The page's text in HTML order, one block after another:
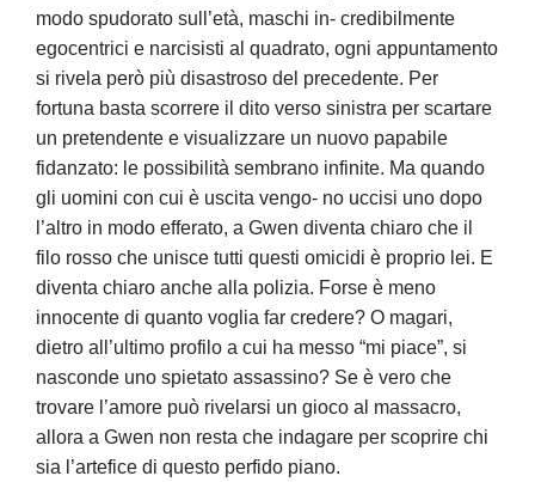
modo spudorato sull’età, maschi in- credibilmente
egocentrici e narcisisti al quadrato, ogni appuntamento
si rivela però più disastroso del precedente. Per
fortuna basta scorrere il dito verso sinistra per scartare
un pretendente e visualizzare un nuovo papabile
fidanzato: le possibilità sembrano infinite. Ma quando
gli uomini con cui è uscita vengo- no uccisi uno dopo
l’altro in modo efferato, a Gwen diventa chiaro che il
filo rosso che unisce tutti questi omicidi è proprio lei. E
diventa chiaro anche alla polizia. Forse è meno
innocente di quanto voglia far credere? O magari,
dietro all’ultimo profilo a cui ha messo “mi piace”, si
nasconde uno spietato assassino? Se è vero che
trovare l’amore può rivelarsi un gioco al massacro,
allora a Gwen non resta che indagare per scoprire chi
sia l’artefice di questo perfido piano.